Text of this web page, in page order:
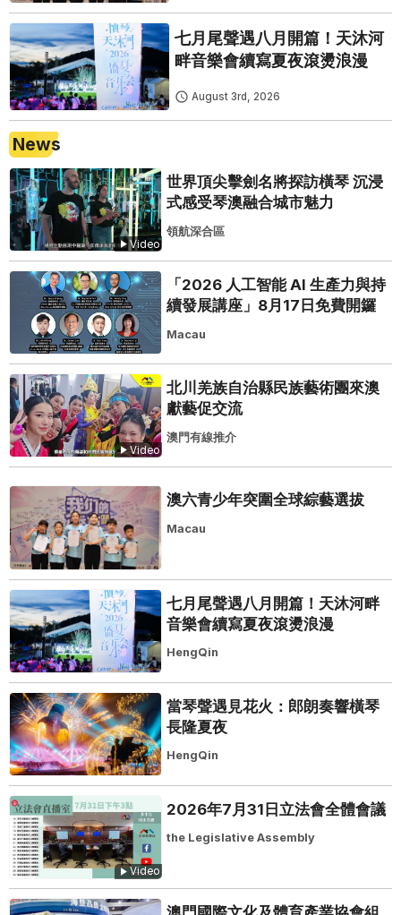
七月尾聲遇八月開篇！天沐河
畔音樂會續寫夏夜滾燙浪漫
August 3rd, 2026
News
Video
世界頂尖擊劍名將探訪橫琴 沉浸
式感受琴澳融合城市魅力
領航深合區
「2026 人工智能 AI 生產力與持
續發展講座」8月17日免費開鑼
Macau
Video
北川羌族自治縣民族藝術團來澳
獻藝促交流
澳門有線推介
澳六青少年突圍全球綜藝選拔
Macau
七月尾聲遇八月開篇！天沐河畔
音樂會續寫夏夜滾燙浪漫
HengQin
當琴聲遇見花火：郎朗奏響橫琴
長隆夏夜
HengQin
Video
2026年7月31日立法會全體會議
the Legislative Assembly